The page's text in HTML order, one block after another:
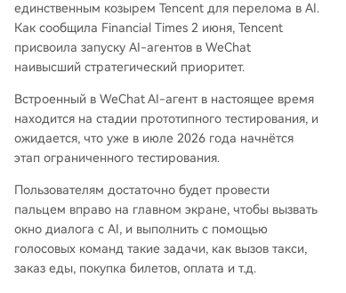
единственным козырем Tencent для перелома в AI.
Как сообщила Financial Times 2 июня, Tencent
присвоила запуску AI-агентов в WeChat
наивысший стратегический приоритет.
Встроенный в WeChat AI-агент в настоящее время
находится на стадии прототипного тестирования, и
ожидается, что уже в июле 2026 года начнётся
этап ограниченного тестирования.
Пользователям достаточно будет провести
пальцем вправо на главном экране, чтобы вызвать
окно диалога с AI, и выполнить с помощью
голосовых команд такие задачи, как вызов такси,
заказ еды, покупка билетов, оплата и т.д.